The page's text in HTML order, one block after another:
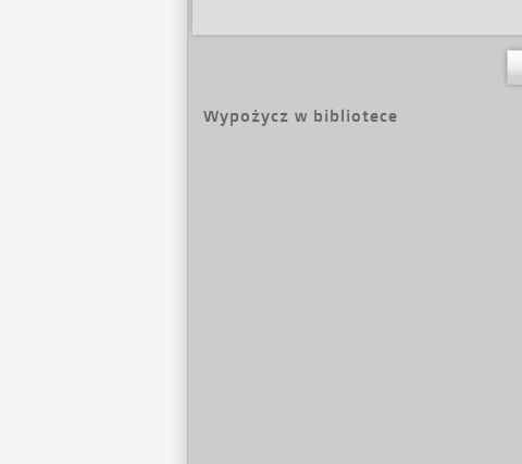
Wypożycz w bibliotece